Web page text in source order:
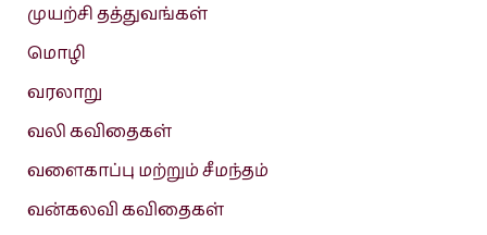
முயற்சி தத்துவங்கள்
மொழி
வரலாறு
வலி கவிதைகள்
வளைகாப்பு மற்றும் சீமந்தம்
வன்கலவி கவிதைகள்